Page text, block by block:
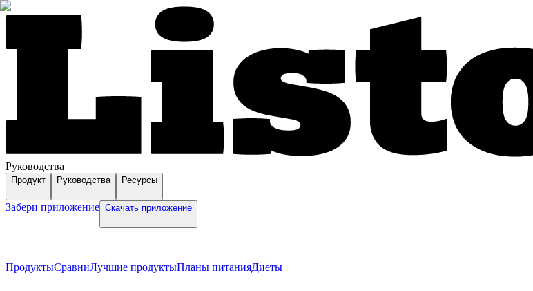
Руководства
Продукт Руководства Ресурсы
Забери приложение Скачать приложение
ПродуктыСравниЛучшие продуктыПланы питанияДиеты